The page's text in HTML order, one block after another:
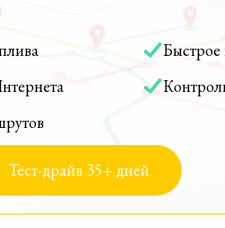
Быстрое
Тест-драйв 35+ дней